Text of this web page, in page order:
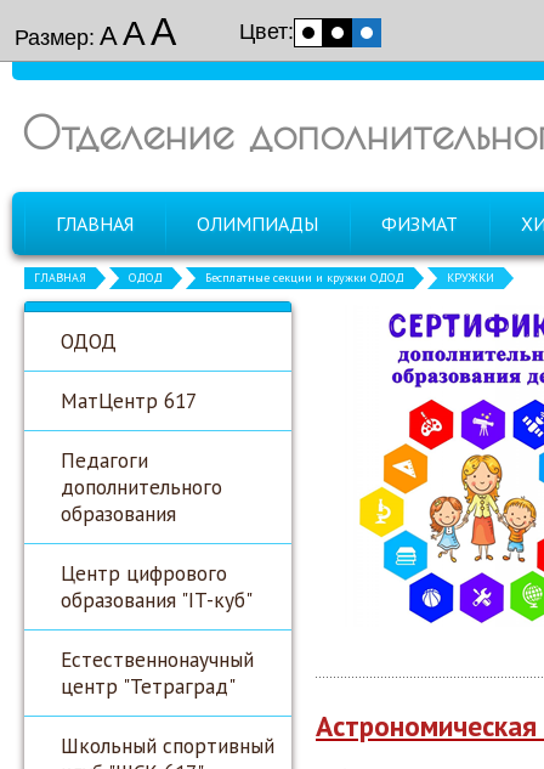
Размер: ААА Цвет:
Отделение
ГЛАВНАЯ ОЛИМПИАДЫ ФИЗМАТ
ГЛАВНАЯ ОДОД Бесплатные секции и кружки ОДОД КРУЖКИ
ОДОД
МатЦентр 617
Педагоги
дополнительного
образования
Центр цифрового
образования "IT-куб"
Естественнонаучный
центр "Тетраград"
Школьный спортивный